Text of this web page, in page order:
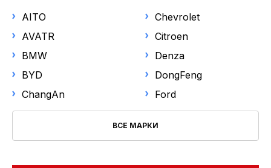
В НАЛИЧИИ
МОТОЦИКЛЫ
ЛИЗИНГ
НОВОСТИ
AITO
AVATR
BMW
BYD
ChangAn
Chevrolet
Citroen
Denza
DongFeng
Ford
ВСЕ МАРКИ
Модель
Выберите модель
Год выпуска
от до